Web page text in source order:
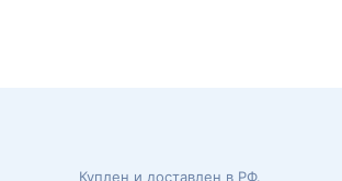
Куплен и доставлен в РФ.